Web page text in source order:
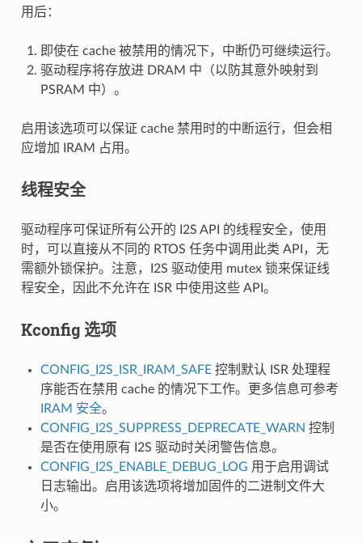
用后：
即使在 cache 被禁用的情况下，中断仍可继续运行。
驱动程序将存放进 DRAM 中（以防其意外映射到
PSRAM 中）。
启用该选项可以保证 cache 禁用时的中断运行，但会相
应增加 IRAM 占用。
线程安全
驱动程序可保证所有公开的 I2S API 的线程安全，使用
时，可以直接从不同的 RTOS 任务中调用此类 API，无
需额外锁保护。注意，I2S 驱动使用 mutex 锁来保证线
程安全，因此不允许在 ISR 中使用这些 API。
Kconfig 选项
CONFIG_I2S_ISR_IRAM_SAFE控制默认 ISR 处理程
序能否在禁用 cache 的情况下工作。更多信息可参考
IRAM 安全。
CONFIG_I2S_SUPPRESS_DEPRECATE_WARN 控制
是否在使用原有 I2S 驱动时关闭警告信息。
CONFIG_I2S_ENABLE_DEBUG_LOG 用于启用调试
日志输出。启用该选项将增加固件的二进制文件大
小。